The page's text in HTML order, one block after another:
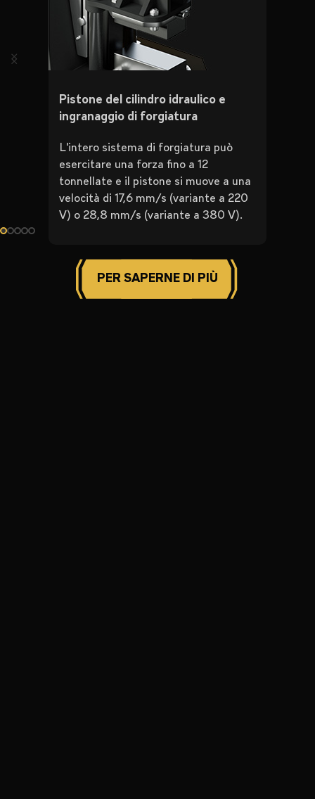
Pistone del cilindro idraulico e
ingranaggio di forgiatura
L'intero sistema di forgiatura può
esercitare una forza fino a 12
tonnellate e il pistone si muove a una
velocità di 17,6 mm/s (variante a 220
V) o 28,8 mm/s (variante a 380 V).
PER SAPERNE DI PIÙ